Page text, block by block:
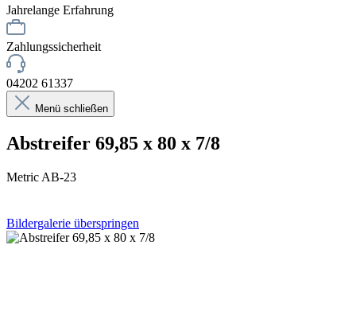
Jahrelange Erfahrung
Zahlungssicherheit
04202 61337
Menü schließen
Abstreifer 69,85 x 80 x 7/8
Metric AB-23
Bildergalerie überspringen